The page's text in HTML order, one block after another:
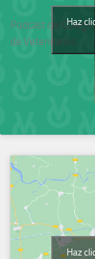
Podcast del Colegio
de Veterinarios
Haz
Haz